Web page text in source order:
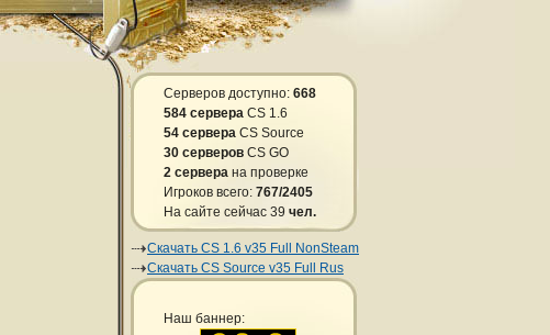
Серверов доступно: 668
584 сервера CS 1.6
54 сервера CS Source
30 серверов CS GO
2 сервера на проверке
Игроков всего: 767/2405
На сайте сейчас 39 чел.
Скачать CS 1.6 v35 Full NonSteam
Скачать CS Source v35 Full Rus
Наш баннер: